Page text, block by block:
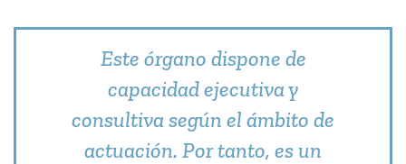
Este órgano dispone de
capacidad ejecutiva y
consultiva según el ámbito de
actuación. Por tanto, es un